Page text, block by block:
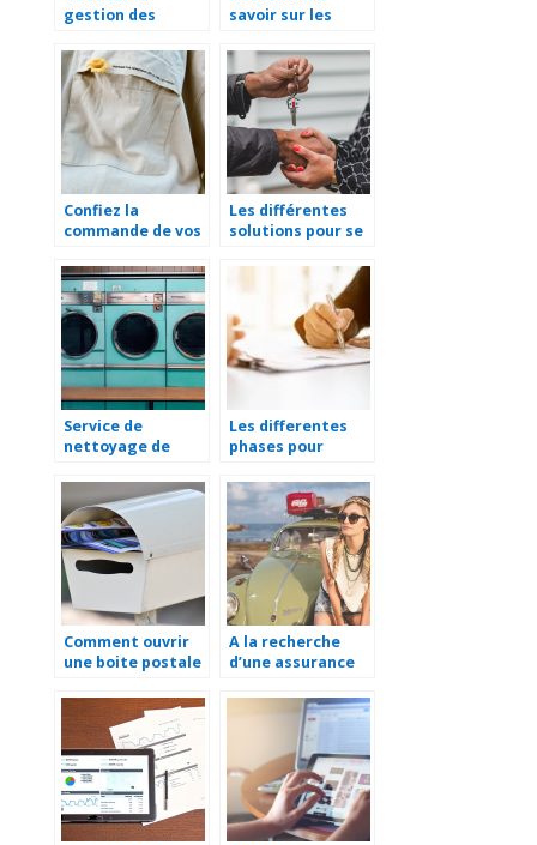
gestion des
informatiques
savoir sur les
chantiers
Confiez la
commande de vos
personnalisés à
un professionnel
Les différentes
solutions pour se
est étudiant
Service de
nettoyage de
les entreprises en
ont recours ?
Les differentes
phases pour
competences
Comment ouvrir
une boite postale
A la recherche
d’une assurance
conducteur